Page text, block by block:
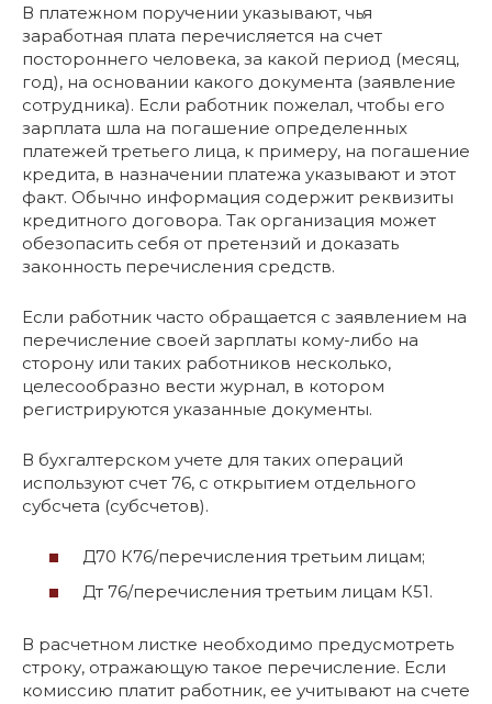
В платежном поручении указывают, чья
заработная плата перечисляется на счет
постороннего человека, за какой период (месяц,
год), на основании какого документа (заявление
сотрудника). Если работник пожелал, чтобы его
зарплата шла на погашение определенных
платежей третьего лица, к примеру, на погашение
кредита, в назначении платежа указывают и этот
факт. Обычно информация содержит реквизиты
кредитного договора. Так организация может
обезопасить себя от претензий и доказать
законность перечисления средств.
Если работник часто обращается с заявлением на
перечисление своей зарплаты кому-либо на
сторону или таких работников несколько,
целесообразно вести журнал, в котором
регистрируются указанные документы.
В бухгалтерском учете для таких операций
используют счет 76, с открытием отдельного
субсчета (субсчетов).
Д70 К76/перечисления третьим лицам;
Дт 76/перечисления третьим лицам К51.
В расчетном листке необходимо предусмотреть
строку, отражающую такое перечисление. Если
комиссию платит работник, ее учитывают на счете